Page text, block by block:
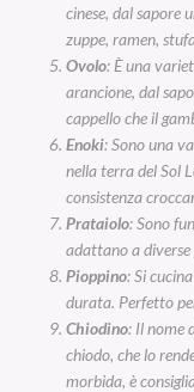
cinese, dal sapore
zuppe, ramen,
Ovolo: È una
arancione, dal
cappello che il
Enoki: Sono una
nella terra del Sol
consistenza
Prataiolo: Sono
adattano a
Pioppino: Si
durata. Perfetto
Chiodino: Il nome
chiodo, che lo
morbida, è